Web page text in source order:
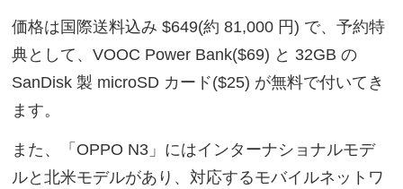
価格は国際送料込み $649(約 81,000 円) で、予約特
典として、VOOC Power Bank($69) と 32GB の
SanDisk 製 microSD カード($25) が無料で付いてき
ます。
また、「OPPO N3」にはインターナショナルモデ
ルと北米モデルがあり、対応するモバイルネットワ